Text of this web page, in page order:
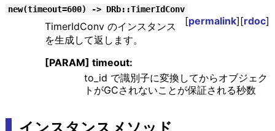
new(timeout=600) -> DRb::TimerIdConv
[permalink][rdoc]
TimerIdConv のインスタンス
を生成して返します。
[PARAM] timeout:
to_id で識別子に変換してからオブジェク
トがGCされないことが保証される秒数